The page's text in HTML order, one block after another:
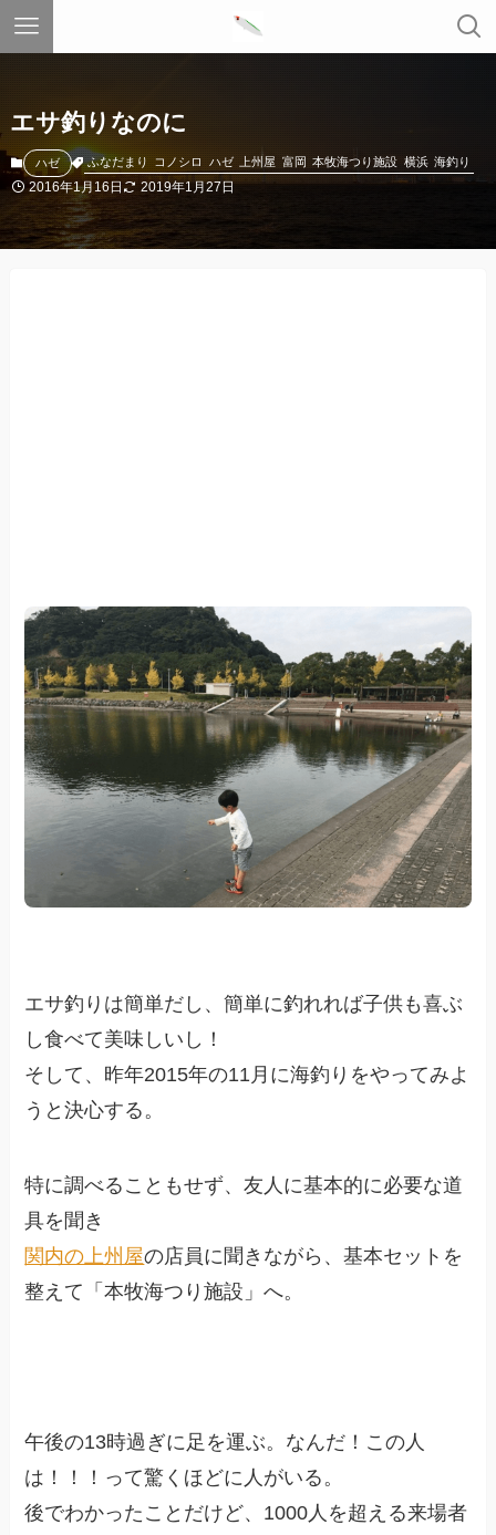
エサ釣りなのに
ハゼ ふなだまり コノシロ ハゼ 上州屋 富岡 本牧海つり施設 横浜 海釣り
2016年1月16日 2019年1月27日
エサ釣りは簡単だし、簡単に釣れれば子供も喜ぶ
し食べて美味しいし！
そして、昨年2015年の11月に海釣りをやってみよ
うと決心する。
特に調べることもせず、友人に基本的に必要な道
具を聞き
関内の上州屋の店員に聞きながら、基本セットを
整えて「本牧海つり施設」へ。
午後の13時過ぎに足を運ぶ。なんだ！この人
は！！！って驚くほどに人がいる。
後でわかったことだけど、1000人を超える来場者